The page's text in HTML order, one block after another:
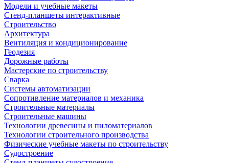
Модели и учебные макеты
Стенд-планшеты интерактивные
Строительство
Архитектура
Вентиляция и кондиционирование
Геодезия
Дорожные работы
Мастерские по строительству
Сварка
Системы автоматизации
Сопротивление материалов и механика
Строительные материалы
Строительные машины
Технологии древесины и пиломатериалов
Технологии строительного производства
Физические учебные макеты по строительству
Судостроение